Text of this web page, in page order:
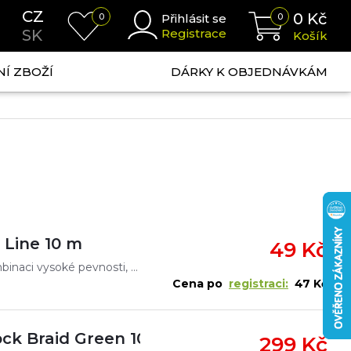
CZ
SK
0
Přihlásit se
Registrace
0 0 Kč
Košík
ZBOŽÍ DÁRKY K OBJEDNÁVKÁM
10 m
Tato šňůrka je navržena tak, aby nabídla ideální kombinaci vysoké pevnosti, odolnosti proti oděru a přirozeného chování ve vodě. Díky své poddajnosti umožňuje přirozený pohyb nástrahy, což je klíčové
49 Kč
Cena po registraci: 47 Kč
Braid Green 100m|0,35mm/ 299 Kč